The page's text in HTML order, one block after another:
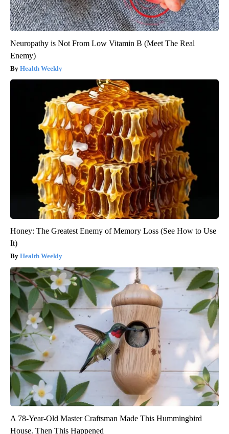
Neuropathy is Not From Low Vitamin B (Meet The Real
Enemy)
Health Weekly
Honey: The Greatest Enemy of Memory Loss (See How to Use
It)
Health Weekly
A 78-Year-Old Master Craftsman Made This Hummingbird
House. Then This Happened